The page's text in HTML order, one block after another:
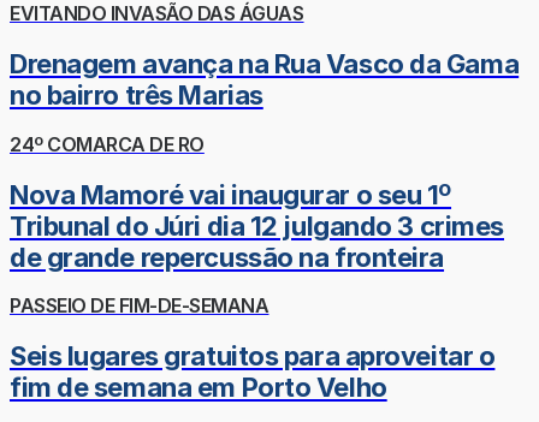
EVITANDO INVASÃO DAS ÁGUAS
Drenagem avança na Rua Vasco da Gama
no bairro três Marias
24º COMARCA DE RO
Nova Mamoré vai inaugurar o seu 1º
Tribunal do Júri dia 12 julgando 3 crimes
de grande repercussão na fronteira
PASSEIO DE FIM-DE-SEMANA
Seis lugares gratuitos para aproveitar o
fim de semana em Porto Velho